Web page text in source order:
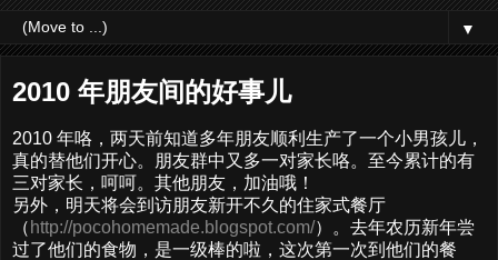
▼
2010 年朋友间的好事儿
2010 年咯，两天前知道多年朋友顺利生产了一个小男孩儿，
真的替他们开心。朋友群中又多一对家长咯。至今累计的有
三对家长，呵呵。其他朋友，加油哦！
另外，明天将会到访朋友新开不久的住家式餐厅
（ http://pocohomemade.blogspot.com/）。去年农历新年尝
过了他们的食物，是一级棒的啦，这次第一次到他们的餐